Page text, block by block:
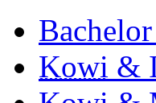
Kowi &